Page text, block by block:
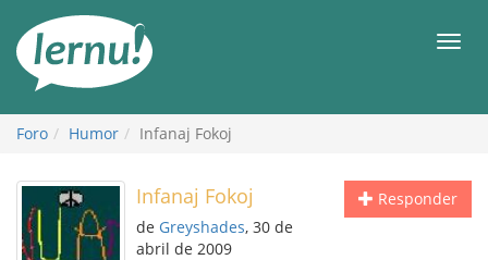
Foro Humor Infanaj Fokoj
Responder
Infanaj Fokoj
de Greyshades, 30 de
abril de 2009